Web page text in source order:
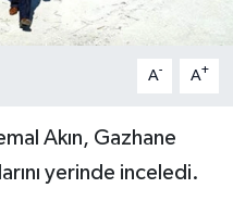
A- A+
Akın, Gazhane
yerinde inceledi.